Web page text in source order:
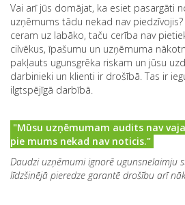
Vai arī jūs domājat, ka esiet pasargāti
uzņēmums tādu nekad nav
ceram uz labāko, taču cerība nav
cilvēkus, īpašumu un uzņēmuma
pakļauts ugunsgrēka riskam un jūsu
darbinieki un klienti ir drošībā. Tas ir
ilgtspējīgā darbībā.
"Mūsu uzņēmumam audits nav
pie mums nekad nav noticis."
Daudzi uzņēmumi ignorē ugunsnelaimju
līdzšinējā pieredze garantē drošību arī